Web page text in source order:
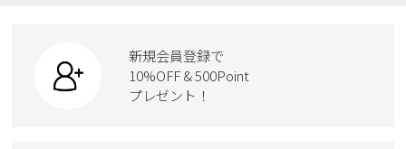
カジュアルシューズ
ワークシューズ
ローファー
スクール
ボディバッグ
ハンドバッグ
ケア用品
新規会員登録で
10%OFF & 500Point
プレゼント！